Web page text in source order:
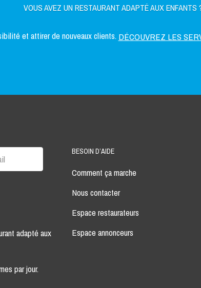
VOUS AVEZ UN RESTAURANT ADAPTÉ AUX ENFANTS
et attirer de nouveaux clients. DÉCOUVREZ LES
adapté aux
par jour.
BESOIN D’AIDE
Comment ça marche
Nous contacter
Espace restaurateurs
Espace annonceurs